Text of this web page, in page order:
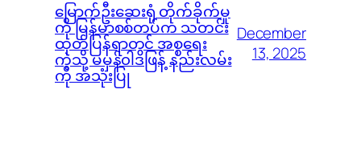
မြောက်ဦးဆေးရုံ တိုက်ခိုက်မှု
ကို မြန်မာစစ်တပ်က သတင်း
ထုတ်ပြန်ရာတွင် အစ္စရေး
ကဲ့သို့ မမှန်၀ါဒဖြန့် နည်းလမ်း
ကို အသုံးပြု
December
13, 2025